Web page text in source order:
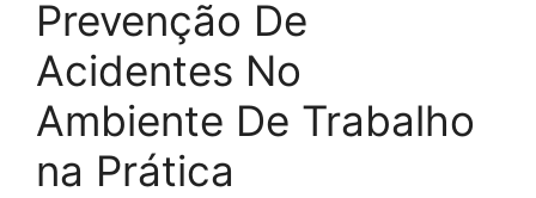
Prevenção De
Acidentes No
Ambiente De Trabalho
na Prática